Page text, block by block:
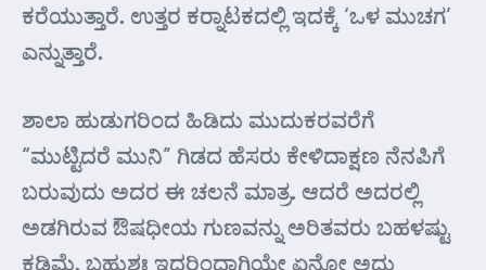
ಕರೆಯುತ್ತಾರೆ. ಉತ್ತರ ಕರ್‍ನಾಟಕದಲ್ಲಿ ಇದಕ್ಕೆ ‘ಒಳ ಮುಚಗ’
ಎನ್ನುತ್ತಾರೆ.
ಶಾಲಾ ಹುಡುಗರಿಂದ ಹಿಡಿದು ಮುದುಕರವರೆಗೆ
“ಮುಟ್ಟಿದರೆ ಮುನಿ” ಗಿಡದ ಹೆಸರು ಕೇಳಿದಾಕ್ಷಣ ನೆನಪಿಗೆ
ಬರುವುದು ಅದರ ಈ ಚಲನೆ ಮಾತ್ರ. ಆದರೆ ಅದರಲ್ಲಿ
ಅಡಗಿರುವ ಔಷಧೀಯ ಗುಣವನ್ನು ಅರಿತವರು ಬಹಳಷ್ಟು
ಕಡಿಮೆ. ಬಹುಶಃ ಇದರಿಂದಾಗಿಯೇ ಏನೋ ಅದು